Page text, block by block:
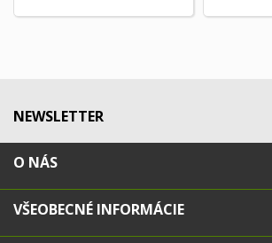
NEWSLETTER
O NÁS
VŠEOBECNÉ INFORMÁCIE